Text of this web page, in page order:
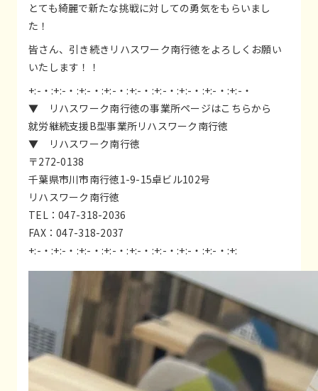
とても綺麗で新たな挑戦に対しての勇気をもらいまし
た！
皆さん、引き続きリハスワーク南行徳をよろしくお願い
いたします！！
+:-・:+:-・:+:-・:+:-・:+:-・:+:-・:+:-・:+:-・:+:-・
▼ リハスワーク南行徳の事業所ページはこちらから
就労継続支援B型事業所リハスワーク南行徳
▼ リハスワーク南行徳
〒272-0138
千葉県市川市南行徳1-9-15卓ビル102号
リハスワーク南行徳
TEL：047-318-2036
FAX：047-318-2037
+:-・:+:-・:+:-・:+:-・:+:-・:+:-・:+:-・:+:-・:+: